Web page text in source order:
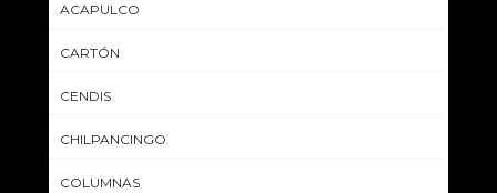
ACAPULCO
CARTÓN
CENDIS
CHILPANCINGO
COLUMNAS